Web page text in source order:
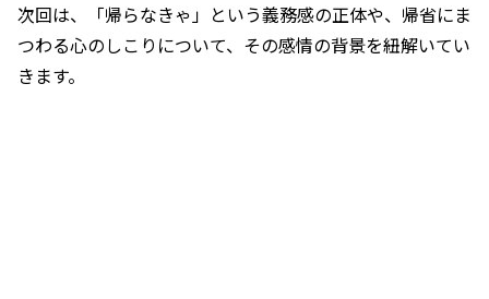
次回は、「帰らなきゃ」という義務感の正体や、帰省にま
つわる心のしこりについて、その感情の背景を紐解いてい
きます。